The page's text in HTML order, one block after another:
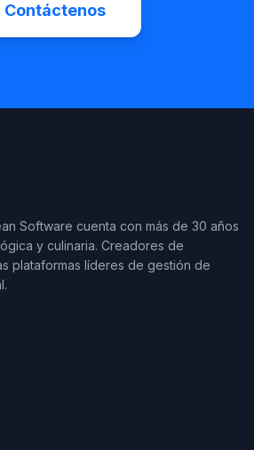
Contáctenos
Software cuenta con más de 30 años
y culinaria. Creadores de
plataformas líderes de gestión de